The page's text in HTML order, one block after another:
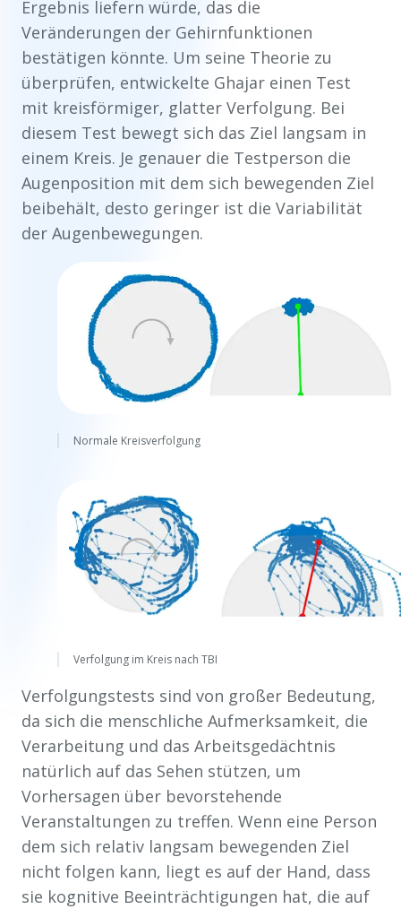
Ergebnis liefern würde, das die
Veränderungen der Gehirnfunktionen
bestätigen könnte. Um seine Theorie zu
überprüfen, entwickelte Ghajar einen Test
mit kreisförmiger, glatter Verfolgung. Bei
diesem Test bewegt sich das Ziel langsam in
einem Kreis. Je genauer die Testperson die
Augenposition mit dem sich bewegenden Ziel
beibehält, desto geringer ist die Variabilität
der Augenbewegungen.
Normale Kreisverfolgung
Verfolgung im Kreis nach TBI
Verfolgungstests sind von großer Bedeutung,
da sich die menschliche Aufmerksamkeit, die
Verarbeitung und das Arbeitsgedächtnis
natürlich auf das Sehen stützen, um
Vorhersagen über bevorstehende
Veranstaltungen zu treffen. Wenn eine Person
dem sich relativ langsam bewegenden Ziel
nicht folgen kann, liegt es auf der Hand, dass
sie kognitive Beeinträchtigungen hat, die auf